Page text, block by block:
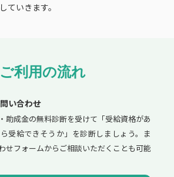
していきます。
ご利用の流れ
い合わせ
助成金の無料診断を受けて「受給資格があ
受給できそうか」を診断しましょう。ま
せフォームからご相談いただくことも可能